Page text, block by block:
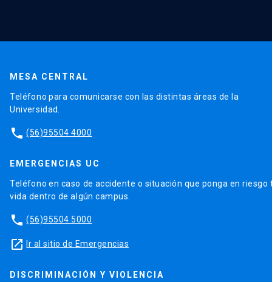
MESA CENTRAL
Teléfono para comunicarse con las distintas áreas de la
Universidad.
phone (56)95504 4000
EMERGENCIAS UC
Teléfono en caso de accidente o situación que ponga en riesgo
vida dentro de algún campus.
phone (56)95504 5000
launch Ir al sitio de Emergencias
DISCRIMINACIÓN Y VIOLENCIA